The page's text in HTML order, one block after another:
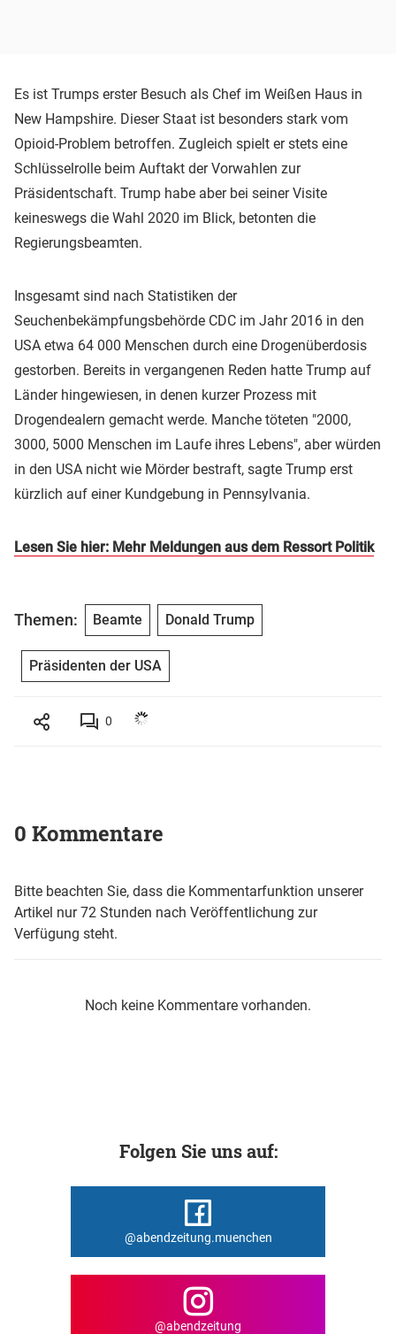
Es ist Trumps erster Besuch als Chef im Weißen Haus in
New Hampshire. Dieser Staat ist besonders stark vom
Opioid-Problem betroffen. Zugleich spielt er stets eine
Schlüsselrolle beim Auftakt der Vorwahlen zur
Präsidentschaft. Trump habe aber bei seiner Visite
keineswegs die Wahl 2020 im Blick, betonten die
Regierungsbeamten.
Insgesamt sind nach Statistiken der
Seuchenbekämpfungsbehörde CDC im Jahr 2016 in den
USA etwa 64 000 Menschen durch eine Drogenüberdosis
gestorben. Bereits in vergangenen Reden hatte Trump auf
Länder hingewiesen, in denen kurzer Prozess mit
Drogendealern gemacht werde. Manche töteten "2000,
3000, 5000 Menschen im Laufe ihres Lebens", aber würden
in den USA nicht wie Mörder bestraft, sagte Trump erst
kürzlich auf einer Kundgebung in Pennsylvania.
Lesen Sie hier: Mehr Meldungen aus dem Ressort Politik
Themen: Beamte Donald Trump
Präsidenten der USA
0
0 Kommentare
Bitte beachten Sie, dass die Kommentarfunktion unserer
Artikel nur 72 Stunden nach Veröffentlichung zur
Verfügung steht.
Noch keine Kommentare vorhanden.
Folgen Sie uns auf:
@abendzeitung.muenchen
@abendzeitung